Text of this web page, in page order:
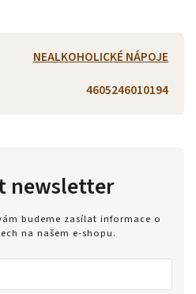
NEALKOHOLICKÉ NÁPOJE
4605246010194
newsletter
budeme zasílat informace o
na našem e-shopu.